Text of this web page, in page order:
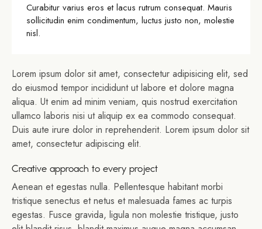
Curabitur varius eros et lacus rutrum consequat. Mauris
sollicitudin enim condimentum, luctus justo non, molestie
nisl.
Lorem ipsum dolor sit amet, consectetur adipisicing elit, sed
do eiusmod tempor incididunt ut labore et dolore magna
aliqua. Ut enim ad minim veniam, quis nostrud exercitation
ullamco laboris nisi ut aliquip ex ea commodo consequat.
Duis aute irure dolor in reprehenderit. Lorem ipsum dolor sit
amet, consectetur adipiscing elit.
Creative approach to every project
Aenean et egestas nulla. Pellentesque habitant morbi
tristique senectus et netus et malesuada fames ac turpis
egestas. Fusce gravida, ligula non molestie tristique, justo